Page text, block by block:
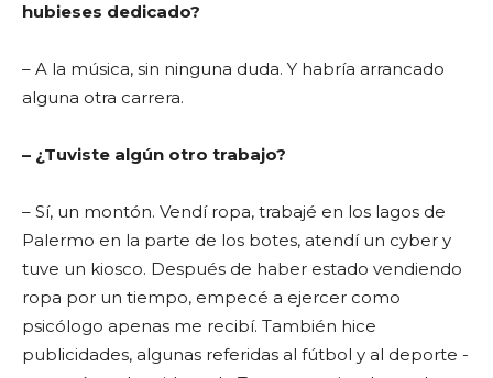
hubieses dedicado?
– A la música, sin ninguna duda. Y habría arrancado
alguna otra carrera.
– ¿Tuviste algún otro trabajo?
– Sí, un montón. Vendí ropa, trabajé en los lagos de
Palermo en la parte de los botes, atendí un cyber y
tuve un kiosco. Después de haber estado vendiendo
ropa por un tiempo, empecé a ejercer como
psicólogo apenas me recibí. También hice
publicidades, algunas referidas al fútbol y al deporte -